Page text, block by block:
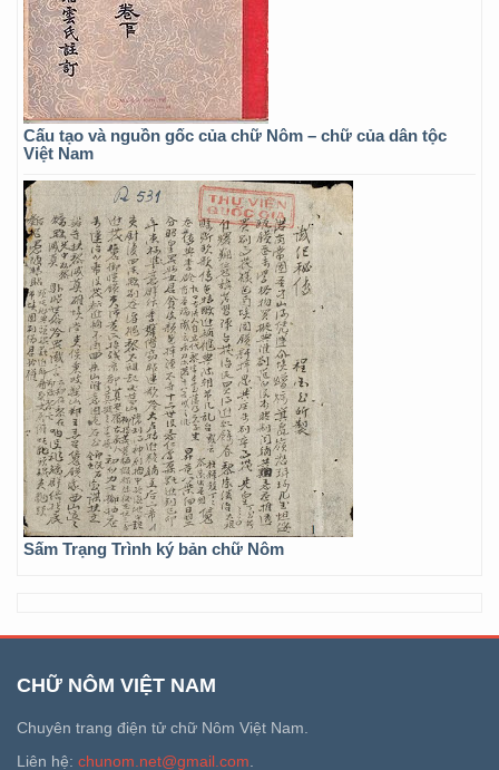
Cấu tạo và nguồn gốc của chữ Nôm – chữ của dân tộc
Việt Nam
Sấm Trạng Trình ký bản chữ Nôm
CHỮ NÔM VIỆT NAM
Chuyên trang điện tử chữ Nôm Việt Nam.
Liên hệ: chunom.net@gmail.com